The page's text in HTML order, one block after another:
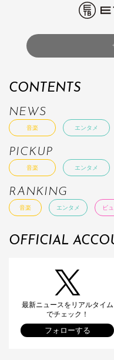
CONTENTS
NEWS
音楽 エンタメ
PICKUP
音楽 エンタメ
RANKING
音楽 エンタメ ビ
OFFICIAL
最新ニュースをリアルタイム
でチェック！
フォローする